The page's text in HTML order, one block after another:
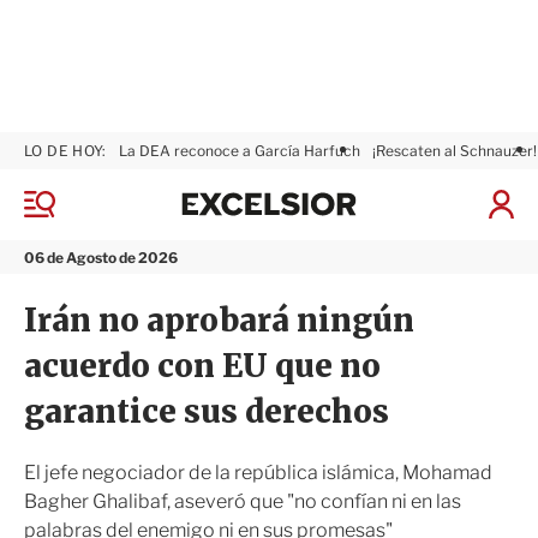
M
n
06 de Agosto de 2026
LO DE HOY: La DEA reconoce a García Harfuch ¡Rescaten al Schnauzer!
I
x
i
r
Irán no aprobará ningún
acuerdo con EU que no
garantice sus derechos
El jefe negociador de la república islámica, Mohamad
Bagher Ghalibaf, aseveró que "no confían ni en las
palabras del enemigo ni en sus promesas"